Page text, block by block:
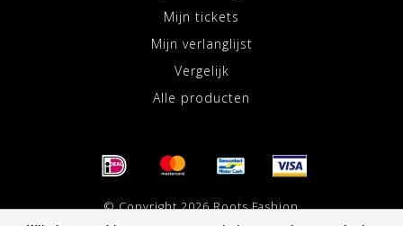
Mijn tickets
Mijn verlanglijst
Vergelijk
Alle producten
© Copyright 2026 Roots Fashion